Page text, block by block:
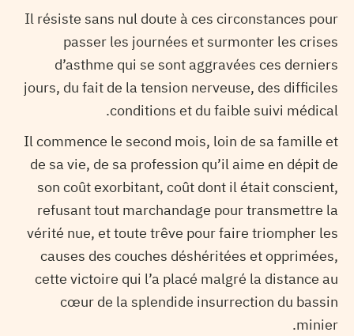
Il résiste sans nul doute à ces circonstances pour
passer les journées et surmonter les crises
d’asthme qui se sont aggravées ces derniers
jours, du fait de la tension nerveuse, des difficiles
conditions et du faible suivi médical.
Il commence le second mois, loin de sa famille et
de sa vie, de sa profession qu’il aime en dépit de
son coût exorbitant, coût dont il était conscient,
refusant tout marchandage pour transmettre la
vérité nue, et toute trêve pour faire triompher les
causes des couches déshéritées et opprimées,
cette victoire qui l’a placé malgré la distance au
cœur de la splendide insurrection du bassin
minier.